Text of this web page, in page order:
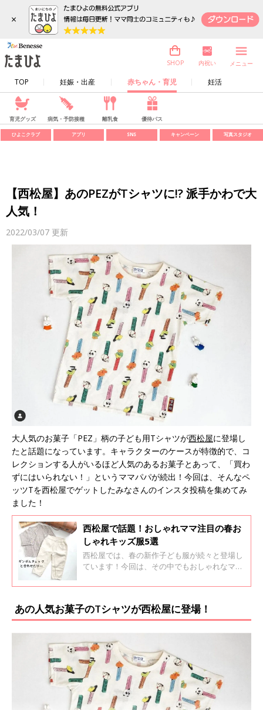
×
TOP 妊娠・出産 赤ちゃん・育児 妊活
SHOP 内祝い メニュー
育児グッズ 病気・予防接種 離乳食 優待パス
ひよこクラブ アプリ SNS キャンペーン 写真スタジオ
【西松屋】あのPEZがTシャツに!? 派手かわで大
人気！
2022/03/07 更新
大人気のお菓子「PEZ」柄の子ども用Tシャツが西松屋に登場し
たと話題になっています。キャラクターのケースが特徴的で、コ
レクションする人がいるほど人気のあるお菓子とあって、「買わ
ずにはいられない！」というママパパが続出！今回は、そんなペ
ッツTを西松屋でゲットしたみなさんのインスタ投稿を集めてみ
ました！
西松屋で話題！おしゃれママ注目の春お
しゃれキッズ服5選
西松屋では、春の新作子ども服が続々と登場し
ています！今回は、その中でもおしゃれなママ
ました。プチプラなのはもちろん、大人顔負け
春のキッズコーデの参考にしてみてください♪
あの人気お菓子のTシャツが西松屋に登場！